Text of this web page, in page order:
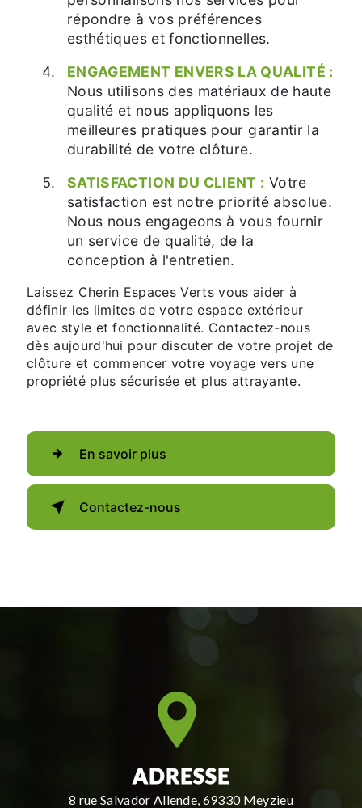
répondre à vos préférences
esthétiques et fonctionnelles.
ENGAGEMENT ENVERS LA QUALITÉ :
Nous utilisons des matériaux de haute
qualité et nous appliquons les
meilleures pratiques pour garantir la
durabilité de votre clôture.
SATISFACTION DU CLIENT : Votre
satisfaction est notre priorité absolue.
Nous nous engageons à vous fournir
un service de qualité, de la
conception à l'entretien.
Laissez Cherin Espaces Verts vous aider à
définir les limites de votre espace extérieur
avec style et fonctionnalité. Contactez-nous
dès aujourd'hui pour discuter de votre projet de
clôture et commencer votre voyage vers une
propriété plus sécurisée et plus attrayante.
En savoir plus
Contactez-nous
ADRESSE
8 rue Salvador Allende, 69330 Meyzieu